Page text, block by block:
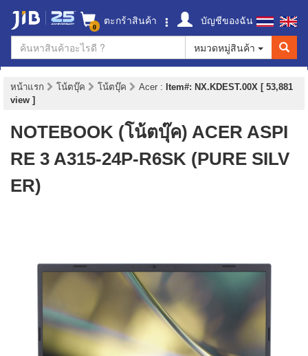
0 ตะกร้าสินค้า
บัญชีของฉัน
หมวดหมู่สินค้า
หน้าแรก โน้ตบุ๊ค โน้ตบุ๊ค Acer : Item#: NX.KDEST.00X [ 53,881
view ]
NOTEBOOK (โน้ตบุ๊ค) ACER ASPI
RE 3 A315-24P-R6SK (PURE SILV
ER)